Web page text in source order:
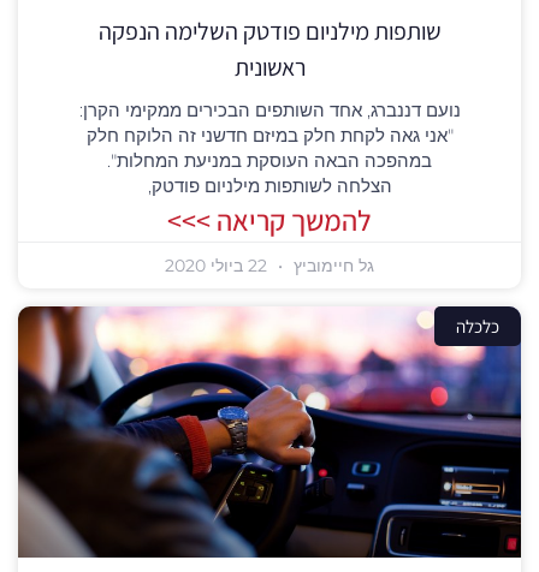
שותפות מילניום פודטק השלימה הנפקה
ראשונית
נועם דננברג, אחד השותפים הבכירים ממקימי הקרן:
"אני גאה לקחת חלק במיזם חדשני זה הלוקח חלק
במהפכה הבאה העוסקת במניעת המחלות".
הצלחה לשותפות מילניום פודטק,
להמשך קריאה >>>
גל חיימוביץ
כלכלה